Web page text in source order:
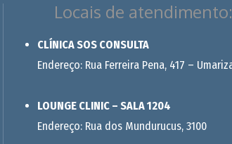
Locais de atendimento:
CLÍNICA SOS CONSULTA
Endereço: Rua Ferreira Pena, 417 –
LOUNGE CLINIC – SALA 1204
Endereço: Rua dos Mundurucus, 3100